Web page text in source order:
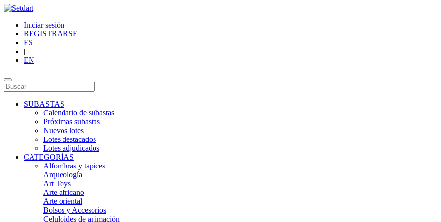
Iniciar sesión
REGISTRARSE
ES
|
EN
SUBASTAS
Calendario de subastas
Próximas subastas
Nuevos lotes
Lotes destacados
Lotes adjudicados
CATEGORÍAS
Alfombras y tapices
Arqueología
Art Toys
Arte africano
Arte oriental
Bolsos y Accesorios
Celuloides de animación